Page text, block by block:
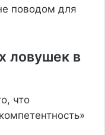
поводом для
ловушек в
что